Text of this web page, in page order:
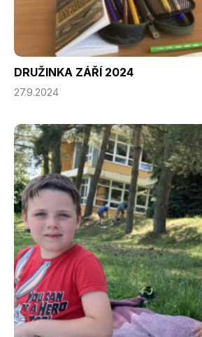
DRUŽINKA ZÁŘÍ 2024
27.9.2024